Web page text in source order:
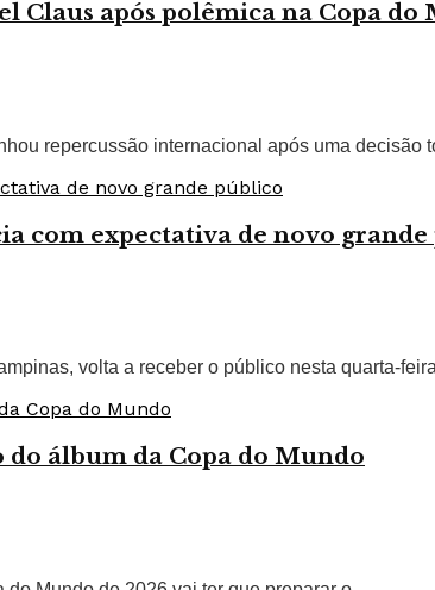
Claus após polêmica na Copa do
repercussão internacional após uma decisão
com expectativa de novo
volta a receber o público nesta quarta-
álbum da Copa do Mundo